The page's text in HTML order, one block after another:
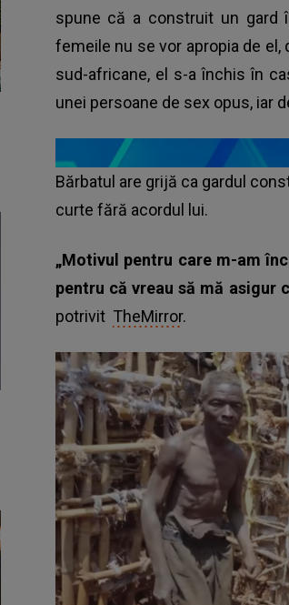
spune că a construit un gard
femeile nu se vor apropia de
sud-africane, el s-a închis în
unei persoane de sex opus, iar
Bărbatul are grijă ca gardul
curte fără acordul lui.
„Motivul pentru care m-am
pentru că vreau să mă asigur
potrivit TheMirror.